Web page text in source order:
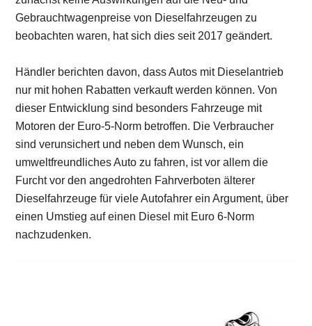
Gebrauchtwagenpreise von Dieselfahrzeugen zu
beobachten waren, hat sich dies seit 2017 geändert.
Händler berichten davon, dass Autos mit Dieselantrieb
nur mit hohen Rabatten verkauft werden können. Von
dieser Entwicklung sind besonders Fahrzeuge mit
Motoren der Euro-5-Norm betroffen. Die Verbraucher
sind verunsichert und neben dem Wunsch, ein
umweltfreundliches Auto zu fahren, ist vor allem die
Furcht vor den angedrohten Fahrverboten älterer
Dieselfahrzeuge für viele Autofahrer ein Argument, über
einen Umstieg auf einen Diesel mit Euro 6-Norm
nachzudenken.